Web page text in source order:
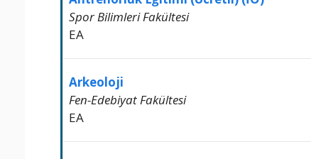
Spor Bilimleri Fakültesi
EA
Arkeoloji
Fen-Edebiyat Fakültesi
EA